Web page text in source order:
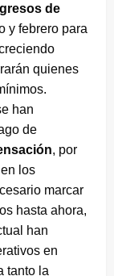
de
y febrero para
quienes
han
de
, por
los
marcar
hasta ahora,
han
en
tanto la